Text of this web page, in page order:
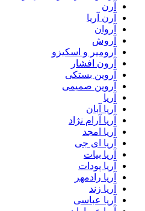
آرن
آرن آریا
آروان
آروش
آرومیر و اسکیزو
آرون افشار
آروین بستکی
آروین صمیمی
آریا
آریا آبان
آریا آرام نژاد
آریا امجد
آریا ای جی
آریا بیات
آریا پودات
آریا رادمهر
آریا زند
آریا عباسی